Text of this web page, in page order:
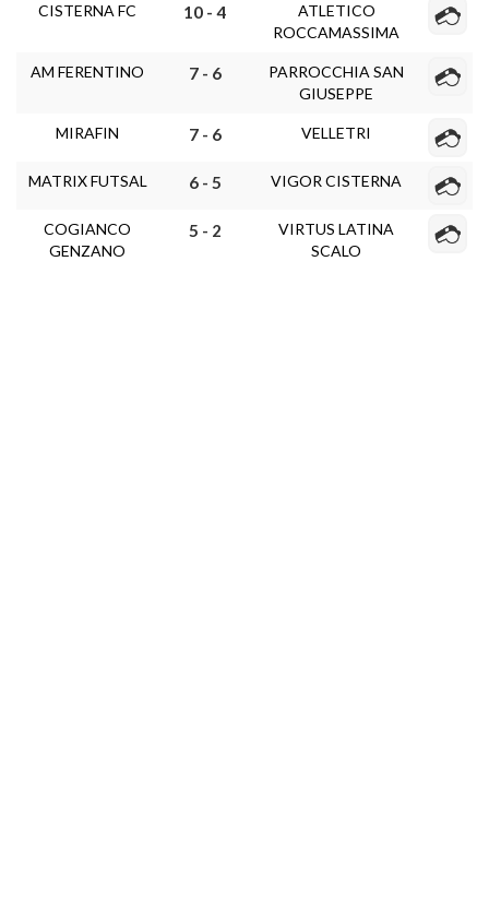
CISTERNA FC 10 - 4
ATLETICO
ROCCAMASSIMA
AM FERENTINO 7 - 6
PARROCCHIA SAN
GIUSEPPE
MIRAFIN 7 - 6 VELLETRI
MATRIX FUTSAL 6 - 5 VIGOR CISTERNA
COGIANCO
GENZANO
5 - 2
VIRTUS LATINA
SCALO